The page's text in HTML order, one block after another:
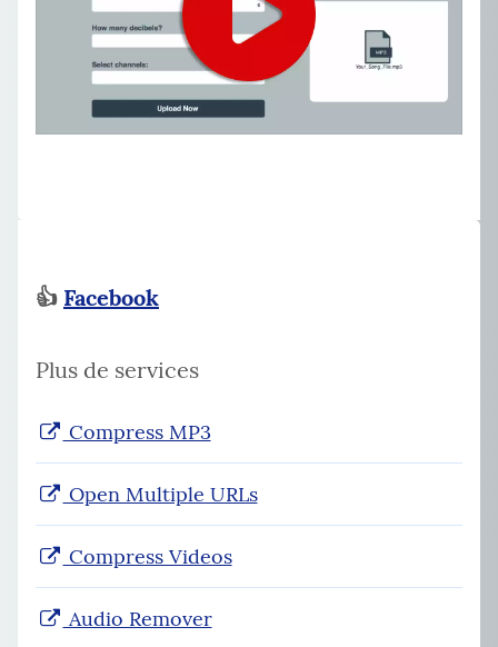
👍 Facebook
Plus de services
Compress MP3
Open Multiple URLs
Compress Videos
Audio Remover